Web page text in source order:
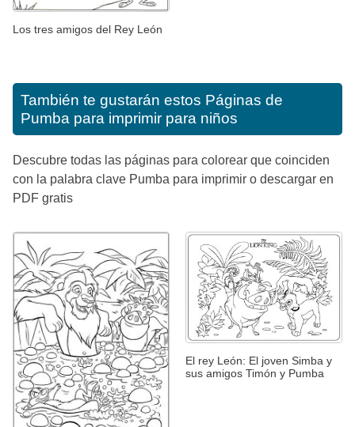
Los tres amigos del Rey León
También te gustarán estos Páginas de
Pumba para imprimir para niños
Descubre todas las páginas para colorear que coinciden
con la palabra clave Pumba para imprimir o descargar en
PDF gratis
El rey León: El joven Simba y
sus amigos Timón y Pumba